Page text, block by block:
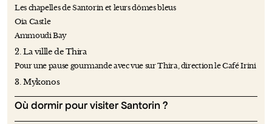
Les chapelles de Santorin et leurs dômes bleus
Oia Castle
Ammoudi Bay
2. La villle de Thira
Pour une pause gourmande avec vue sur Thira, direction le Café Irini
3. Mykonos
Où dormir pour visiter Santorin ?